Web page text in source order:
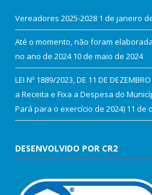
Vereadores 2025-2028 1 de janeiro
Até o momento, não foram
no ano de 2024 10 de maio de 2024
LEI Nº 1889/2023, DE 11 DE
a Receita e Fixa a Despesa do
Pará para o exercício de 2024) 11 de
DESENVOLVIDO POR CR2